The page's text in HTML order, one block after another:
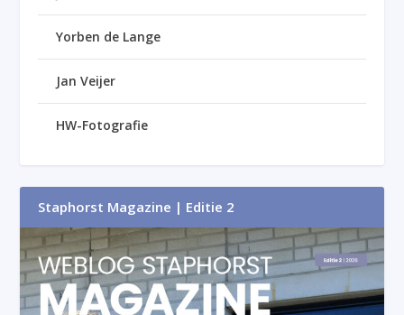
Yorben de Lange
Jan Veijer
HW-Fotografie
Staphorst Magazine | Editie 2